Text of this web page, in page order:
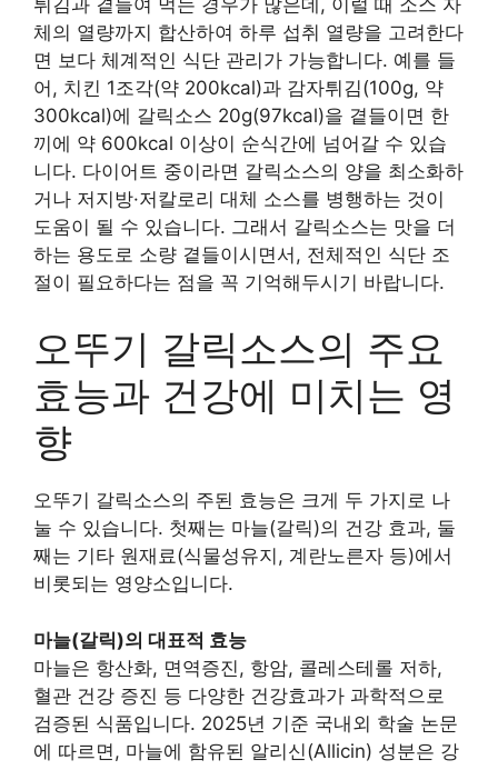
체의 열량까지 합산하여 하루 섭취 열량을 고려한다
면 보다 체계적인 식단 관리가 가능합니다. 예를 들
어, 치킨 1조각(약 200kcal)과 감자튀김(100g, 약
300kcal)에 갈릭소스 20g(97kcal)을 곁들이면 한
끼에 약 600kcal 이상이 순식간에 넘어갈 수 있습
니다. 다이어트 중이라면 갈릭소스의 양을 최소화하
거나 저지방·저칼로리 대체 소스를 병행하는 것이
도움이 될 수 있습니다. 그래서 갈릭소스는 맛을 더
하는 용도로 소량 곁들이시면서, 전체적인 식단 조
절이 필요하다는 점을 꼭 기억해두시기 바랍니다.
오뚜기 갈릭소스의 주요
효능과 건강에 미치는 영
향
오뚜기 갈릭소스의 주된 효능은 크게 두 가지로 나
눌 수 있습니다. 첫째는 마늘(갈릭)의 건강 효과, 둘
째는 기타 원재료(식물성유지, 계란노른자 등)에서
비롯되는 영양소입니다.
마늘(갈릭)의 대표적 효능
마늘은 항산화, 면역증진, 항암, 콜레스테롤 저하,
혈관 건강 증진 등 다양한 건강효과가 과학적으로
검증된 식품입니다. 2025년 기준 국내외 학술 논문
에 따르면, 마늘에 함유된 알리신(Allicin) 성분은 강